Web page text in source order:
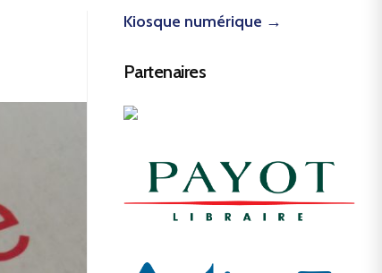
Kiosque numérique →
Partenaires